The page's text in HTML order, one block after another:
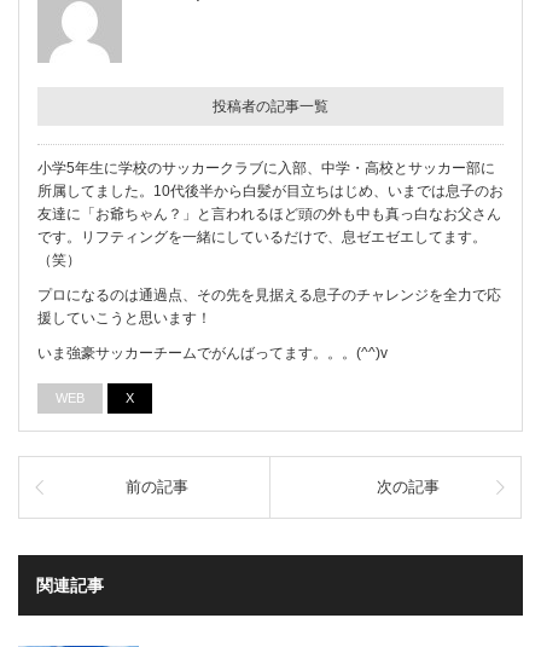
投稿者の記事一覧
小学5年生に学校のサッカークラブに入部、中学・高校とサッカー部に
所属してました。10代後半から白髪が目立ちはじめ、いまでは息子のお
友達に「お爺ちゃん？」と言われるほど頭の外も中も真っ白なお父さん
です。リフティングを一緒にしているだけで、息ゼエゼエしてます。
（笑）
プロになるのは通過点、その先を見据える息子のチャレンジを全力で応
援していこうと思います！
いま強豪サッカーチームでがんばってます。。。(^^)v
WEB X
前の記事 次の記事
関連記事